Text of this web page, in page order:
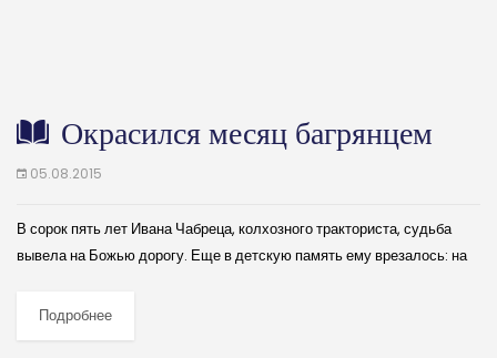
Окрасился месяц багрянцем
05.08.2015
В сорок пять лет Ивана Чабреца, колхозного тракториста, судьба
вывела на Божью дорогу. Еще в детскую память ему врезалось: на
говорили...
Подробнее